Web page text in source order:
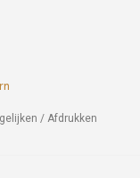
/ Afdrukken